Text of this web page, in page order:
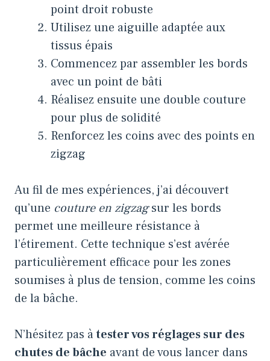
point droit robuste
Utilisez une aiguille adaptée aux
tissus épais
Commencez par assembler les bords
avec un point de bâti
Réalisez ensuite une double couture
pour plus de solidité
Renforcez les coins avec des points en
zigzag
Au fil de mes expériences, j’ai découvert
qu’une couture en zigzagsur les bords
permet une meilleure résistance à
l’étirement. Cette technique s’est avérée
particulièrement efficace pour les zones
soumises à plus de tension, comme les coins
de la bâche.
N’hésitez pas àtester vos réglages sur des
chutes de bâche avant de vous lancer dans